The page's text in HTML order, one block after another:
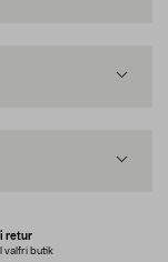
retur
valfri butik